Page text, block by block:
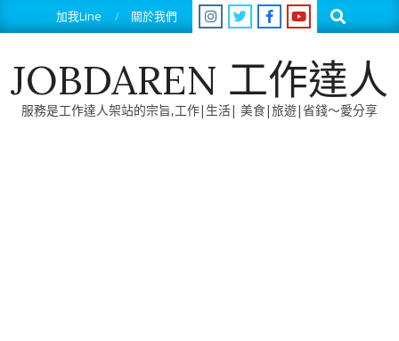
to
加我Line 關於我們 Search
JOBDAREN 工作達人
服務是工作達人架站的宗旨,工作|生活| 美食|旅遊|省錢～愛分享